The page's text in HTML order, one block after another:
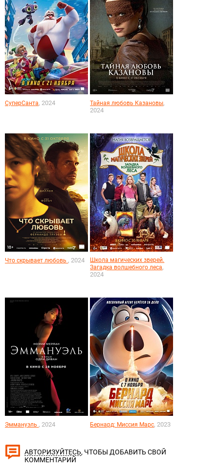
СуперСанта, 2024 Тайная любовь Казановы,
2024
Что скрывает любовь , 2024
Школа магических зверей.
Загадка волшебного леса,
2024
Эммануэль , 2024 Бернард: Миссия Марс, 2023
АВТОРИЗУЙТЕСЬ, ЧТОБЫ ДОБАВИТЬ СВОЙ
КОММЕНТАРИЙ